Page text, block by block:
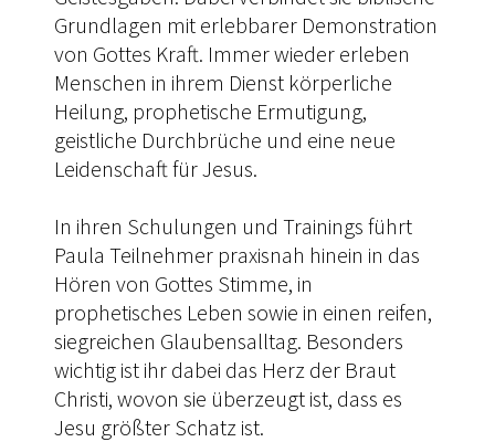
Grundlagen mit erlebbarer Demonstration
von Gottes Kraft. Immer wieder erleben
Menschen in ihrem Dienst körperliche
Heilung, prophetische Ermutigung,
geistliche Durchbrüche und eine neue
Leidenschaft für Jesus.
In ihren Schulungen und Trainings führt
Paula Teilnehmer praxisnah hinein in das
Hören von Gottes Stimme, in
prophetisches Leben sowie in einen reifen,
siegreichen Glaubensalltag. Besonders
wichtig ist ihr dabei das Herz der Braut
Christi, wovon sie überzeugt ist, dass es
Jesu größter Schatz ist.